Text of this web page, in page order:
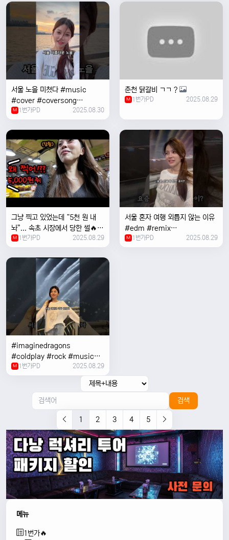
서울 노을 미쳤다 #music
#cover #coversong
#singer #서울 #노을 #한국 #
한강
M 1번가PD 2025.08.30
춘천 닭갈비 ㄱㄱ ?
M 1번가PD 2025.08.29
그냥 찍고 있었는데 “5천 원 내
놔”... 속초 시장에서 당한 썰🔥
M 1번가PD 2025.08.29
서울 혼자 여행 외릅지 않는 이유
#edm #remix
#electronicmusic #singer
#newmusic #music #여행
M 1번가PD 2025.08.29
#imaginedragons
#coldplay #rock #music
#concert
M 1번가PD 2025.08.29
검색
1 2 3 4 5
메뉴
1번가🔥